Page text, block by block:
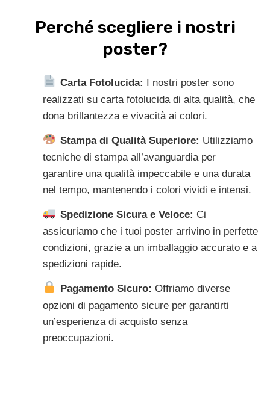
Perché scegliere i nostri
poster?
Carta Fotolucida: I nostri poster sono
realizzati su carta fotolucida di alta qualità, che
dona brillantezza e vivacità ai colori.
Stampa di Qualità Superiore: Utilizziamo
tecniche di stampa all’avanguardia per
garantire una qualità impeccabile e una durata
nel tempo, mantenendo i colori vividi e intensi.
Spedizione Sicura e Veloce: Ci
assicuriamo che i tuoi poster arrivino in perfette
condizioni, grazie a un imballaggio accurato e a
spedizioni rapide.
Pagamento Sicuro: Offriamo diverse
opzioni di pagamento sicure per garantirti
un’esperienza di acquisto senza
preoccupazioni.